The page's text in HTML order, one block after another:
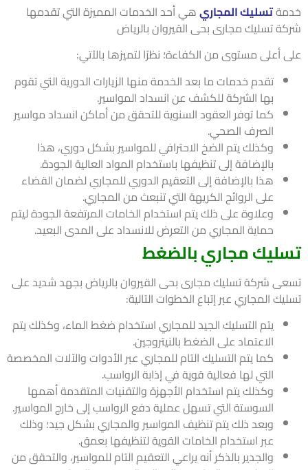
تسليك المجاريهي أحد الخدمات المميزة التي تقدمها
تسليك مجارى بحى القيروان بالرياض
أعلى مستوى من الكفاءة؛ نظرًا لتميزها بالآتي:
تقدم خدمات ما بعد الخدمة منها الزيارات الدورية التي تقوم
بها الشركة للكشف عن انسداد المواسير.
كما توفر العقود السنوية للتحقق من أماكن انسداد مواسير
الصرف الصحي.
وكذلك يتم الضخ الاحترافي للمواسير بشكل دوري، هذا
بالإضافة إلى تنظيفها باستخدام المواد العالية الجودة.
هذا بالإضافة إلى التعقيم الدوري للمجاري لضمان القضاء
على الروائح الكريهة التي تنبعث من المجاري.
وعلاوة على ذلك يتم استخدام الخامات المرتفعة الجودة ليتم
حماية المجاري من التعرض للانسداد على المدى البعيد.
مجاري بالضغط
شركة تسليك مجارى بحى القيروان بالرياض بجهد شديد على
المجاري عبر إتباع الخطوات التالية:
يتم التسليك الجيد للمجاري استخدام ضغط الماء، وكذلك يتم
الاعتماد على الضغط بالنيتروجين.
كما يتم التسليك التام للمجاري عبر الأدوات والآلات المخصصة
التي لها فعالية قوية في إذابة الرواسب.
وكذلك يتم استخدام الأجهزة والتقنيات المتقدمة أهمها
السوستة التي تسهل عملية دفع الرواسب إلى خارج المواسير.
وبعد ذلك يتم تنظيف المواسير والمجاري بشكل جيد؛ وذلك
عبر استخدام الخامات القوية لتنظيفها بعمق.
والجدير بالذكر أنه يراعي التعقيم التام للمواسير، والتحقق من